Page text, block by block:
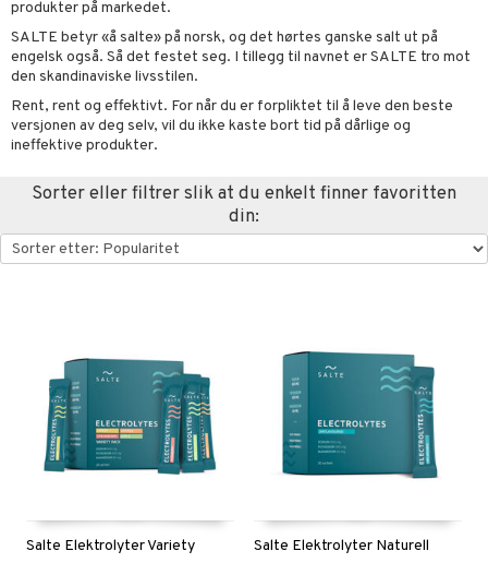
Leketøy, Barn & Baby
Varemerker
Kampanjer
produkter på markedet.
SALTE betyr «å salte» på norsk, og det hørtes ganske salt ut på
engelsk også. Så det festet seg. I tillegg til navnet er SALTE tro mot
den skandinaviske livsstilen.
Rent, rent og effektivt. For når du er forpliktet til å leve den beste
versjonen av deg selv, vil du ikke kaste bort tid på dårlige og
ineffektive produkter.
Sorter eller filtrer slik at du enkelt finner favoritten
din:
Salte Elektrolyter Variety Salte Elektrolyter Naturell
drikke
vektøkning
fettsyrer
protein
egg protein
sportsflasker
og muskelsmerter
beskyttelse
& svar